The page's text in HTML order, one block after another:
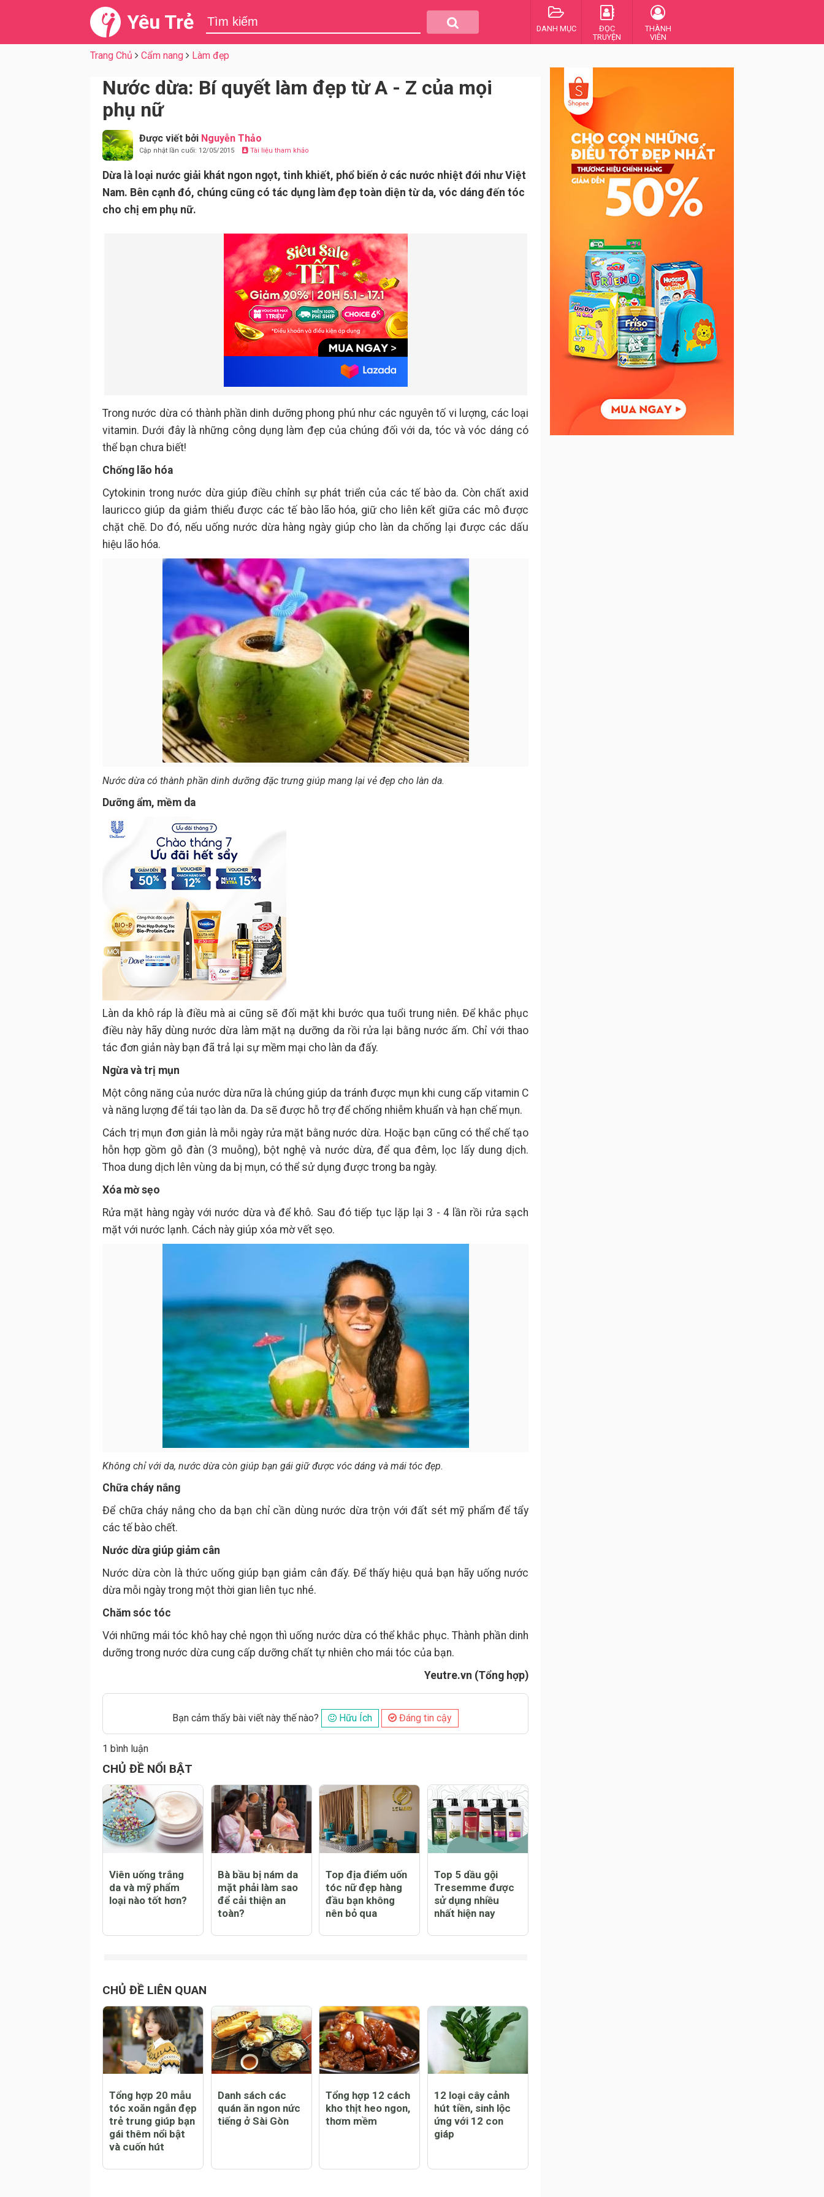
Yêu Trẻ DANH MỤC
ĐỌC
TRUYỆN
THÀNH
VIÊN
Trang Chủ Cẩm nang Làm đẹp
Nước dừa: Bí quyết làm đẹp từ A - Z của mọi
phụ nữ
Được viết bởi Nguyễn Thảo
Cập nhật lần cuối: 12/05/2015 Tài liệu tham khảo
Dừa là loại nước giải khát ngon ngọt, tinh khiết, phổ biến ở các nước nhiệt đới như Việt
Nam. Bên cạnh đó, chúng cũng có tác dụng làm đẹp toàn diện từ da, vóc dáng đến tóc
cho chị em phụ nữ.
Trong nước dừa có thành phần dinh dưỡng phong phú như các nguyên tố vi lượng, các loại
vitamin. Dưới đây là những công dụng làm đẹp của chúng đối với da, tóc và vóc dáng có
thể bạn chưa biết!
Chống lão hóa
Cytokinin trong nước dừa giúp điều chỉnh sự phát triển của các tế bào da. Còn chất axid
lauricco giúp da giảm thiểu được các tế bào lão hóa, giữ cho liên kết giữa các mô được
chặt chẽ. Do đó, nếu uống nước dừa hàng ngày giúp cho làn da chống lại được các dấu
hiệu lão hóa.
Nước dừa có thành phần dinh dưỡng đặc trưng giúp mang lại vẻ đẹp cho làn da.
Dưỡng ẩm, mềm da
Làn da khô ráp là điều mà ai cũng sẽ đối mặt khi bước qua tuổi trung niên. Để khắc phục
điều này hãy dùng nước dừa làm mặt nạ dưỡng da rồi rửa lại bằng nước ấm. Chỉ với thao
tác đơn giản này bạn đã trả lại sự mềm mại cho làn da đấy.
Ngừa và trị mụn
Một công năng của nước dừa nữa là chúng giúp da tránh được mụn khi cung cấp vitamin C
và năng lượng để tái tạo làn da. Da sẽ được hỗ trợ để chống nhiễm khuẩn và hạn chế mụn.
Cách trị mụn đơn giản là mỗi ngày rửa mặt bằng nước dừa. Hoặc bạn cũng có thể chế tạo
hỗn hợp gồm gỗ đàn (3 muỗng), bột nghệ và nước dừa, để qua đêm, lọc lấy dung dịch.
Thoa dung dịch lên vùng da bị mụn, có thể sử dụng được trong ba ngày.
Xóa mờ sẹo
Rửa mặt hàng ngày với nước dừa và để khô. Sau đó tiếp tục lặp lại 3 - 4 lần rồi rửa sạch
mặt với nước lạnh. Cách này giúp xóa mờ vết sẹo.
Không chỉ với da, nước dừa còn giúp bạn gái giữ được vóc dáng và mái tóc đẹp.
Chữa cháy nắng
Để chữa cháy nắng cho da bạn chỉ cần dùng nước dừa trộn với đất sét mỹ phẩm để tẩy
các tế bào chết.
Nước dừa giúp giảm cân
Nước dừa còn là thức uống giúp bạn giảm cân đấy. Để thấy hiệu quả bạn hãy uống nước
dừa mỗi ngày trong một thời gian liên tục nhé.
Chăm sóc tóc
Với những mái tóc khô hay chẻ ngọn thì uống nước dừa có thể khắc phục. Thành phần dinh
dưỡng trong nước dừa cung cấp dưỡng chất tự nhiên cho mái tóc của bạn.
Yeutre.vn (Tổng hợp)
Bạn cảm thấy bài viết này thế nào? Hữu Ích Đáng tin cậy
1 bình luận
Đăng
CHỦ ĐỀ NỔI BẬT
da và mỹ phẩm
mặt phải làm sao
tóc nữ đẹp hàng
Tresemme được
CHỦ ĐỀ LIÊN QUAN
Tổng hợp 20 mẫu